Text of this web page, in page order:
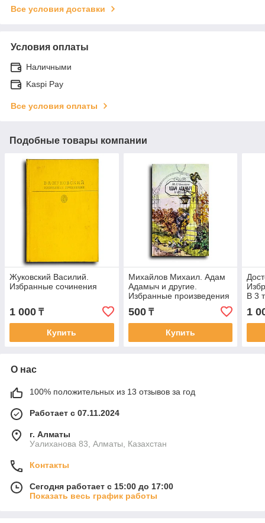
Все условия доставки
Условия оплаты
Наличными
Kaspi Pay
Все условия оплаты
Подобные товары компании
Жуковский Василий.
Избранные сочинения
1 000 ₸
Купить
Михайлов Михаил. Адам
Адамыч и другие.
Избранные произведения
500₸
Купить
В 3
1
О нас
100% положительных из 13 отзывов за год
Работает с 07.11.2024
г. Алматы
Уалиханова 83, Алматы, Казахстан
Контакты
Сегодня работает с 15:00 до 17:00
Показать весь график работы